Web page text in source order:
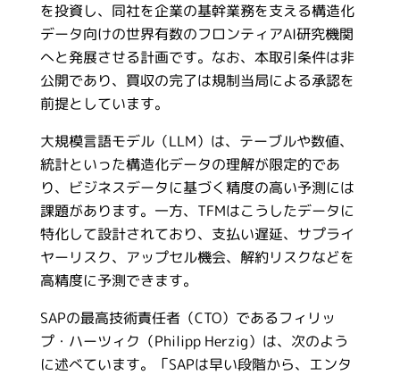
を投資し、同社を企業の基幹業務を支える構造化
データ向けの世界有数のフロンティアAI研究機関
へと発展させる計画です。なお、本取引条件は非
公開であり、買収の完了は規制当局による承認を
前提としています。
大規模言語モデル（LLM）は、テーブルや数値、
統計といった構造化データの理解が限定的であ
り、ビジネスデータに基づく精度の高い予測には
課題があります。一方、TFMはこうしたデータに
特化して設計されており、支払い遅延、サプライ
ヤーリスク、アップセル機会、解約リスクなどを
高精度に予測できます。
SAPの最高技術責任者（CTO）であるフィリッ
プ・ハーツィク（Philipp Herzig）は、次のよう
に述べています。「SAPは早い段階から、エンタ